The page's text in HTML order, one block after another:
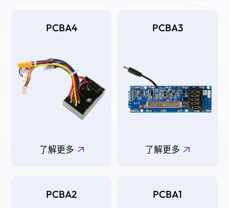
PCBA4
了解更多
PCBA3
了解更多
PCBA2 PCBA1